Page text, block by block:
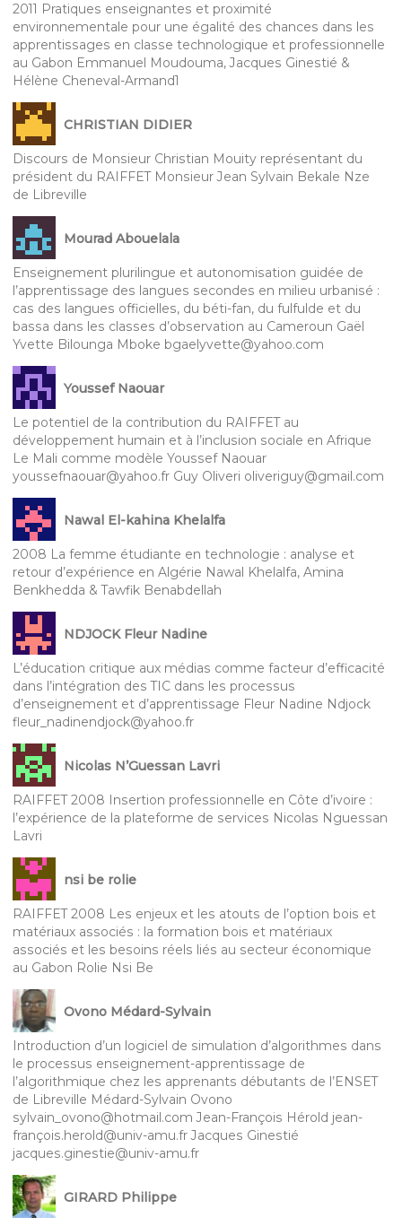
2011 Pratiques enseignantes et proximité
environnementale pour une égalité des chances dans les
apprentissages en classe technologique et professionnelle
au Gabon Emmanuel Moudouma, Jacques Ginestié &
Hélène Cheneval-Armand1
CHRISTIAN DIDIER
Discours de Monsieur Christian Mouity représentant du
président du RAIFFET Monsieur Jean Sylvain Bekale Nze
de Libreville
Mourad Abouelala
Enseignement plurilingue et autonomisation guidée de
l’apprentissage des langues secondes en milieu urbanisé :
cas des langues officielles, du béti-fan, du fulfulde et du
bassa dans les classes d’observation au Cameroun Gaël
Yvette Bilounga Mboke bgaelyvette@yahoo.com
Youssef Naouar
Le potentiel de la contribution du RAIFFET au
développement humain et à l’inclusion sociale en Afrique
Le Mali comme modèle Youssef Naouar
youssefnaouar@yahoo.fr Guy Oliveri oliveriguy@gmail.com
Nawal El-kahina Khelalfa
2008 La femme étudiante en technologie : analyse et
retour d’expérience en Algérie Nawal Khelalfa, Amina
Benkhedda & Tawfik Benabdellah
NDJOCK Fleur Nadine
L’éducation critique aux médias comme facteur d’efficacité
dans l’intégration des TIC dans les processus
d’enseignement et d’apprentissage Fleur Nadine Ndjock
fleur_nadinendjock@yahoo.fr
Nicolas N’Guessan Lavri
RAIFFET 2008 Insertion professionnelle en Côte d’ivoire :
l’expérience de la plateforme de services Nicolas Nguessan
Lavri
nsi be rolie
RAIFFET 2008 Les enjeux et les atouts de l’option bois et
matériaux associés : la formation bois et matériaux
associés et les besoins réels liés au secteur économique
au Gabon Rolie Nsi Be
Ovono Médard-Sylvain
Introduction d’un logiciel de simulation d’algorithmes dans
le processus enseignement-apprentissage de
l’algorithmique chez les apprenants débutants de l’ENSET
de Libreville Médard-Sylvain Ovono
sylvain_ovono@hotmail.com Jean-François Hérold jean-
françois.herold@univ-amu.fr Jacques Ginestié
jacques.ginestie@univ-amu.fr
GIRARD Philippe